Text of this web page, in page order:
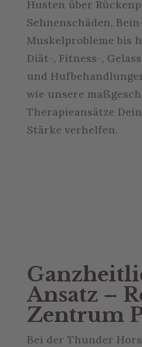
Husten über
Sehnenschäden,
Muskelprobleme bis
Diät-, Fitness-,
und
wie unsere
Therapieansätze
Stärke verhelfen.
Ansatz –
Zentrum
Bei der Thunder